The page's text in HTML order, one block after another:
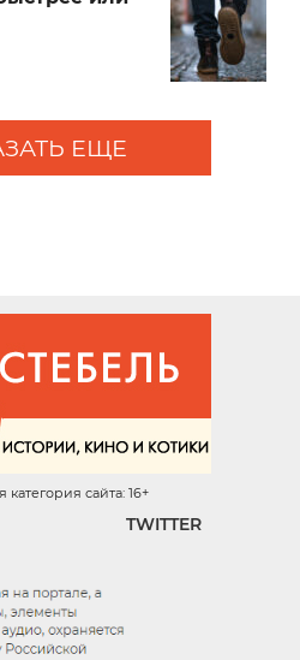
ЕЩЕ
категория сайта: 16+
TWITTER